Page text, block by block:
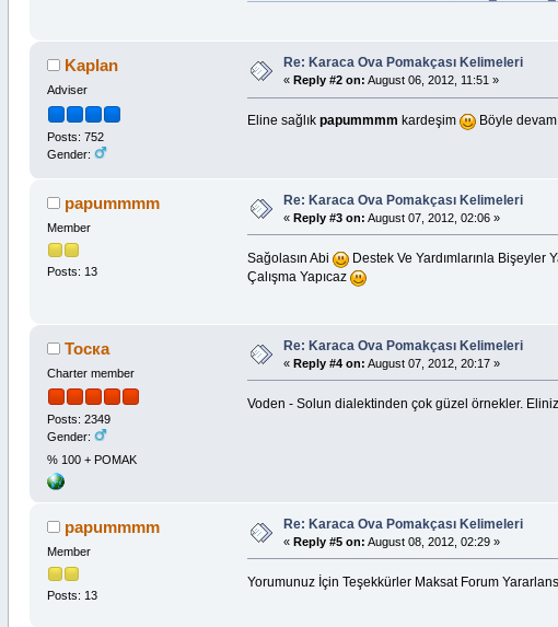
Kaplan
Adviser
Posts: 752
Gender:
Re: Karaca Ova Pomakçası Kelimeleri
« Reply #2 on: August 06, 2012, 11:51 »
Eline sağlıkpapummmm kardeşim Böyle
papummmm
Member
Posts: 13
Re: Karaca Ova Pomakçası Kelimeleri
« Reply #3 on: August 07, 2012, 02:06 »
Sağolasın Abi Destek Ve Yardımlarınla Bişeyler
Çalışma Yapıcaz
Тоска
Charter member
Posts: 2349
Gender:
% 100 + POMAK
Re: Karaca Ova Pomakçası Kelimeleri
« Reply #4 on: August 07, 2012, 20:17 »
Voden - Solun dialektinden çok güzel örnekler.
papummmm
Member
Posts: 13
Re: Karaca Ova Pomakçası Kelimeleri
« Reply #5 on: August 08, 2012, 02:29 »
Yorumunuz İçin Teşekkürler Maksat Forum